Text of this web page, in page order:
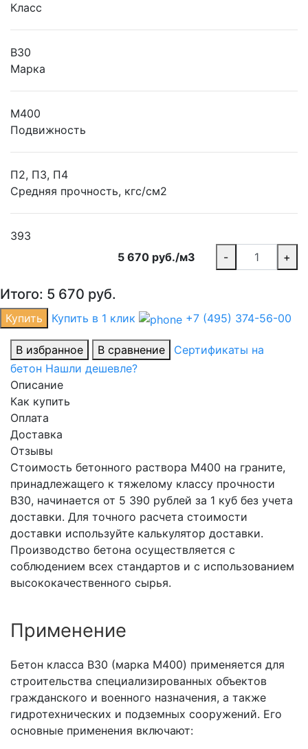
Класс
B30
Марка
М400
Подвижность
П2, П3, П4
Средняя прочность, кгс/см2
393
5 670 руб./м3
- +
Итого: 5 670 руб.
Купить Купить в 1 клик +7 (495) 374-56-00
В избранное В сравнение
Сертификаты на
бетон Нашли дешевле?
Описание
Как купить
Оплата
Доставка
Отзывы
Стоимость бетонного раствора М400 на граните,
принадлежащего к тяжелому классу прочности
B30, начинается от 5 390 рублей за 1 куб без учета
доставки. Для точного расчета стоимости
доставки используйте калькулятор доставки.
Производство бетона осуществляется с
соблюдением всех стандартов и с использованием
высококачественного сырья.
Применение
Бетон класса B30 (марка М400) применяется для
строительства специализированных объектов
гражданского и военного назначения, а также
гидротехнических и подземных сооружений. Его
основные применения включают: